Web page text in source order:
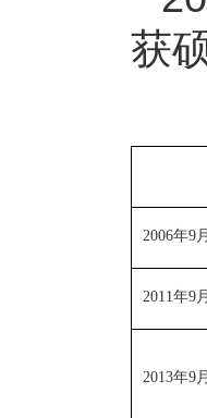
获
2006年9
2011年9
2013年9